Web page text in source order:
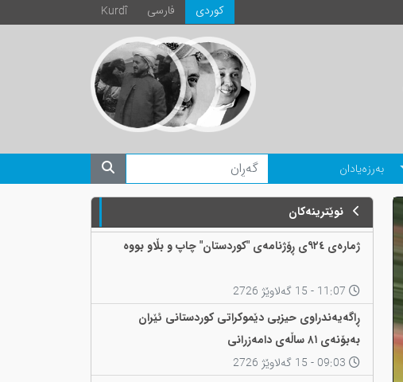
Kurdî فارسی كوردی
بەرزەیادان
نوێترینەکان
ژمارەی ٩٢٤ی ڕۆژنامەی "کوردستان" چاپ و بڵاو بووە
ڕاگەیەندراوی حیزبی دێموکراتی کوردستانی ئێران
بەبۆنەی ٨١ ساڵەی دامەزرانی